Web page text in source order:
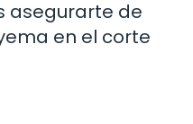
asegurarte de
en el corte